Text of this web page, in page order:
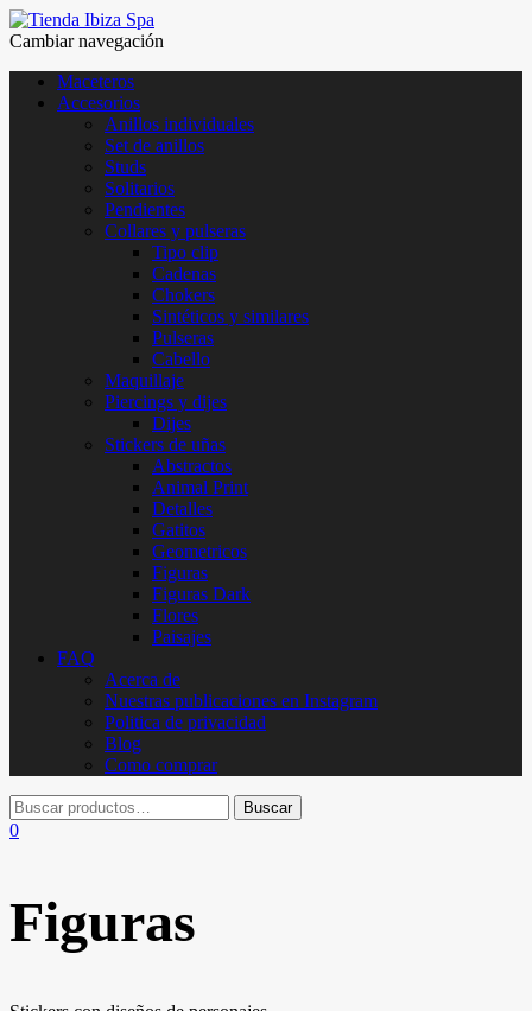
Cambiar navegación
Maceteros
Accesorios
Anillos individuales
Set de anillos
Studs
Solitarios
Pendientes
Collares y pulseras
Tipo clip
Cadenas
Chokers
Sintéticos y similares
Pulseras
Cabello
Maquillaje
Piercings y dijes
Dijes
Stickers de uñas
Abstractos
Animal Print
Detalles
Gatitos
Geometricos
Figuras
Figuras Dark
Flores
Paisajes
FAQ
Acerca de
Nuestras publicaciones en Instagram
Politica de privacidad
Blog
Como comprar
0
Figuras